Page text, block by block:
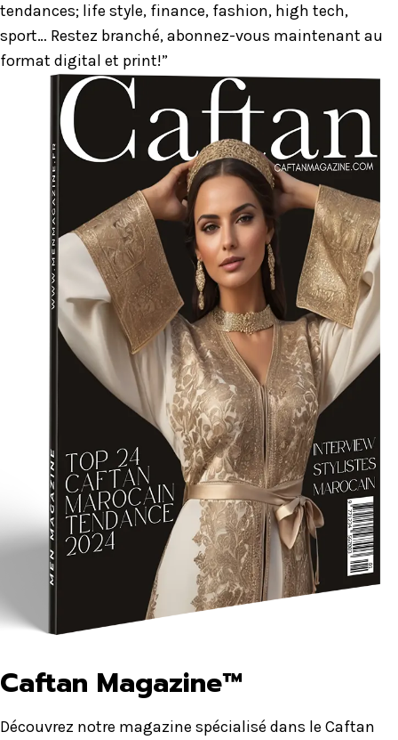
tendances; life style, finance, fashion, high tech,
sport… Restez branché, abonnez-vous maintenant au
format digital et print!”
Caftan Magazine™
Découvrez notre magazine spécialisé dans le Caftan